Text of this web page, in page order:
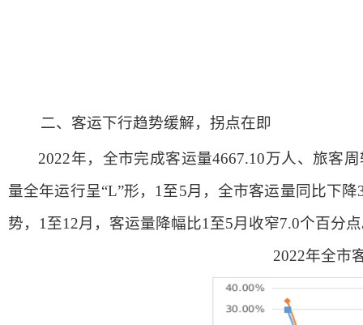
二、客运下行趋势缓解，拐点在即
2022年，全市完成客运量4667.10万人、旅客
量全年运行呈“L”形，1至5月，全市客运量同比下
势，1至12月，客运量降幅比1至5月收窄7.0个百分
2022年全市